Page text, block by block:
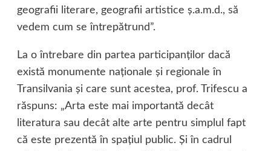
geografii literare, geografii artistice ş.a.m.d., să
vedem cum se întrepătrund”.
La o întrebare din partea participanţilor dacă
există monumente naţionale şi regionale în
Transilvania şi care sunt acestea, prof. Trifescu a
răspuns: „Arta este mai importantă decât
literatura sau decât alte arte pentru simplul fapt
că este prezentă în spaţiul public. Şi în cadrul